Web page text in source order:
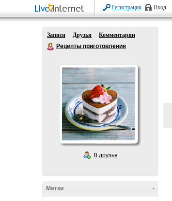
Регистрация Вход
Записи Друзья
Комментарии
Рецепты приготовления
В друзья
-
Метки